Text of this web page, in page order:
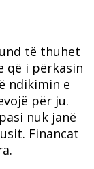
të thuhet
që i përkasin
ndikimin e
për ju.
nuk janë
Financat